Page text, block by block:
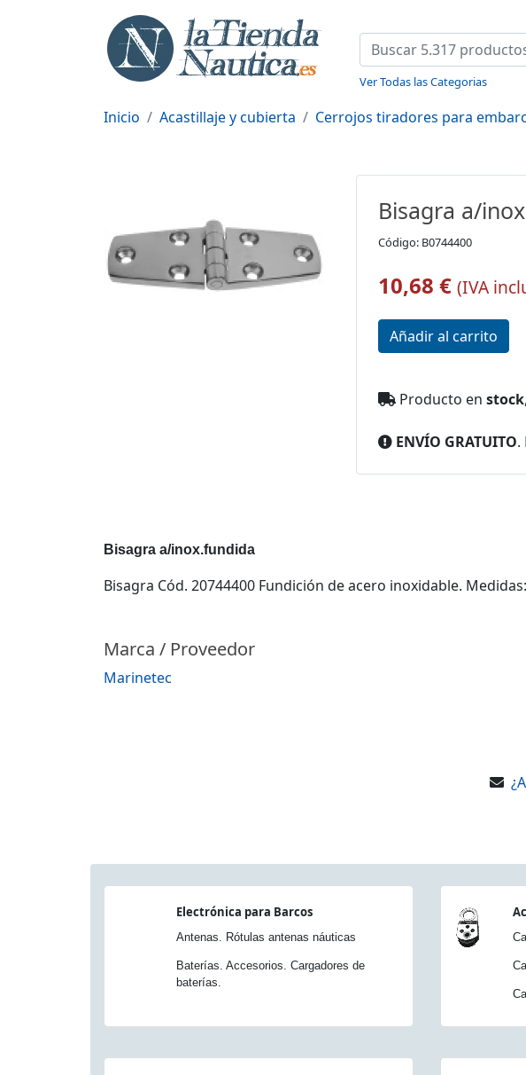
Ver Todas las Categorias
Inicio Acastillaje y cubierta Cerrojos tiradores para
Bisagra a/
Código: B0744400
10,68 € (IVA
Producto en stock
ENVÍO GRATUITO.
Bisagra a/inox.fundida
Bisagra Cód. 20744400 Fundición de acero inoxidable.
Marca / Proveedor
Marinetec
Electrónica para Barcos
Antenas. Rótulas antenas náuticas
Baterías. Accesorios. Cargadores de
baterías.